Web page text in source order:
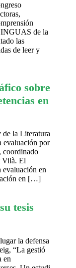
de la
las
de leer y
sobre
en
de la Literatura
evaluación por
coordinado
Vilà. El
evaluación en
en […]
tesis
la defensa
“La gestió
en